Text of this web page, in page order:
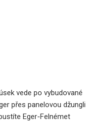
vede po vybudované
přes panelovou džungli
Eger-Felnémet